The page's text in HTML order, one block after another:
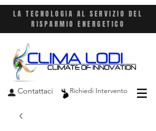
LA TECNOLOGIA AL SERVIZIO DEL
RISPARMIO ENERGETICO
Richiedi Intervento
Contattaci